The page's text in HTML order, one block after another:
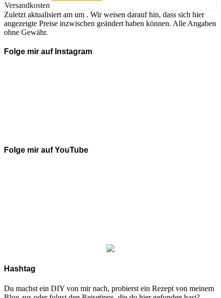
Versandkosten
Zuletzt aktualisiert am um . Wir weisen darauf hin, dass sich hier
angezeigte Preise inzwischen geändert haben können. Alle Angaben
ohne Gewähr.
Folge mir auf Instagram
Folge mir auf YouTube
Hashtag
Du machst ein DIY von mir nach, probierst ein Rezept von meinem